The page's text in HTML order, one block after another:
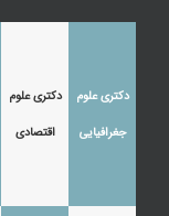
دکتری علوم
جغرافیایی
دکتری علوم
اقتصادی